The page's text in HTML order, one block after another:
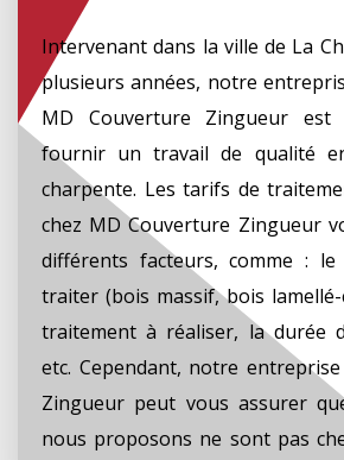
Intervenant dans la ville de La
plusieurs années, notre
MD Couverture Zingueur est
fournir un travail de qualité
charpente. Les tarifs de
chez MD Couverture Zingueur
différents facteurs, comme :
traiter (bois massif, bois
traitement à réaliser, la durée
etc. Cependant, notre
Zingueur peut vous assurer
nous proposons ne sont pas